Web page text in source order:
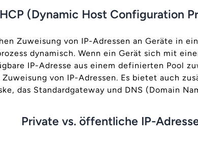
(Dynamic Host Configuration
Zuweisung von IP-Adressen an Geräte in
dynamisch. Wenn ein Gerät sich mit
IP-Adresse aus einem definierten Pool
von IP-Adressen. Es bietet auch
das Standardgateway und DNS (Domain
Private vs. öffentliche IP-